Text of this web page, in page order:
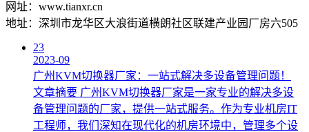
网址：www.tianxr.cn
地址：深圳市龙华区大浪街道横朗社区联建产业园厂房六505
23
2023-09
广州KVM切换器厂家：一站式解决多设备管理问题！
文章摘要 广州KVM切换器厂家是一家专业的解决多设
备管理问题的厂家，提供一站式服务。作为专业机房IT
工程师，我们深知在现代化的机房环境中，管理多个设